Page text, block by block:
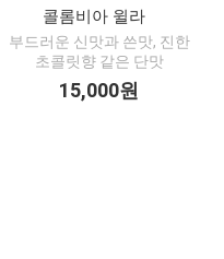
콜롬비아 윌라
부드러운 신맛과 쓴맛, 진한
초콜릿향 같은 단맛
15,000원